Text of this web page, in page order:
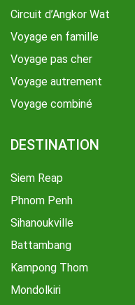
Circuit d’Angkor Wat
Voyage en famille
Voyage pas cher
Voyage autrement
Voyage combiné
DESTINATION
Siem Reap
Phnom Penh
Sihanoukville
Battambang
Kampong Thom
Mondolkiri